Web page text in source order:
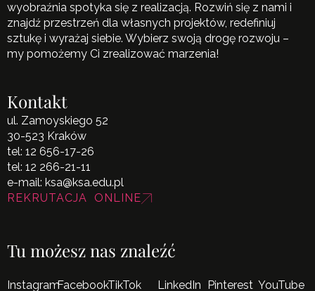
wyobraźnia spotyka się z realizacją. Rozwiń się z nami i
znajdź przestrzeń dla własnych projektów, redefiniuj
sztukę i wyrażaj siebie. Wybierz swoją drogę rozwoju –
my pomożemy Ci zrealizować marzenia!
Kontakt
ul. Zamoyskiego 52
30-523 Kraków
tel: 12 656-17-26
tel: 12 266-21-11
e-mail: ksa@ksa.edu.pl
REKRUTACJA ONLINE
Tu możesz nas znaleźć
InstagramFacebookTikTok LinkedIn Pinterest YouTube